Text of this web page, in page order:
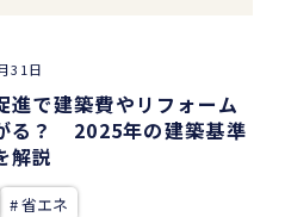
31日
進で建築費やリフォーム
る？ 2025年の建築基準
解説
# 省エネ